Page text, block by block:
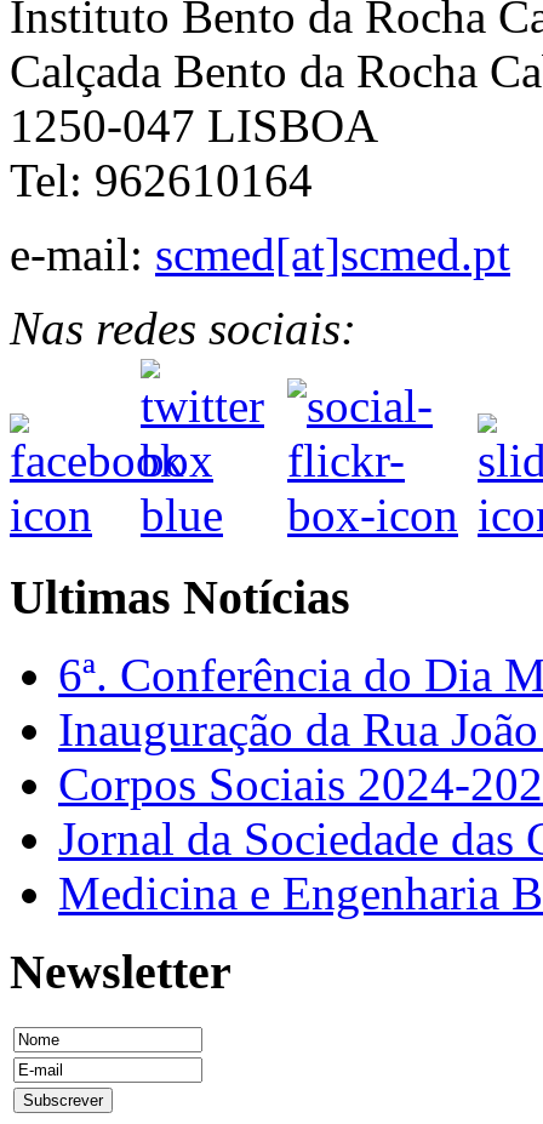
Instituto Bento da Rocha
Calçada Bento da Rocha
1250-047 LISBOA
Tel: 962610164
e-mail: scmed[at]scmed.pt
Nas redes sociais:
Ultimas Notícias
6ª. Conferência do Dia
Inauguração da Rua
Corpos Sociais 2024-
Jornal da Sociedade
Medicina e Engenharia
Newsletter